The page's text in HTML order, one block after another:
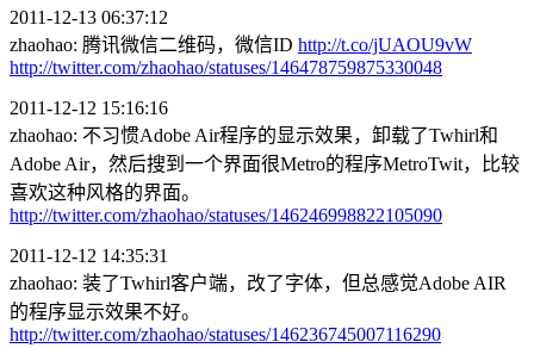
2011-12-13 06:37:12
zhaohao: 腾讯微信二维码，微信ID http://t.co/jUAOU9vW
http://twitter.com/zhaohao/statuses/146478759875330048
2011-12-12 15:16:16
zhaohao: 不习惯Adobe Air程序的显示效果，卸载了Twhirl和
Adobe Air，然后搜到一个界面很Metro的程序MetroTwit，比较
喜欢这种风格的界面。
http://twitter.com/zhaohao/statuses/146246998822105090
2011-12-12 14:35:31
zhaohao: 装了Twhirl客户端，改了字体，但总感觉Adobe AIR
的程序显示效果不好。
http://twitter.com/zhaohao/statuses/146236745007116290